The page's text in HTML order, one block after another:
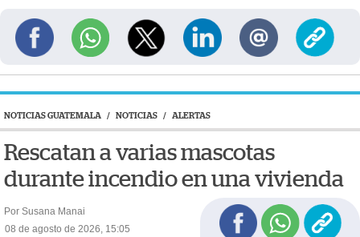
NOTICIAS GUATEMALA / NOTICIAS / ALERTAS
Rescatan a varias mascotas
durante incendio en una vivienda
Por Susana Manai
08 de agosto de 2026, 15:05